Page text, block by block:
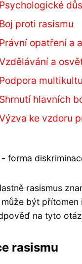
Psychologické
Boj proti rasismu
Právní opatření a
a
Podpora
Shrnutí hlavních
ke vzdoru
- forma
rasismus
může být
na tyto
rasismu